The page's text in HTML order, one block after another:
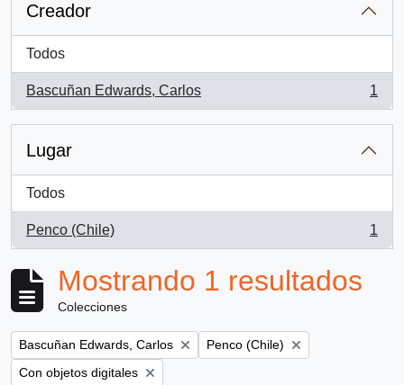
Creador
Todos
Bascuñan Edwards, Carlos
, 1 resultados
1
Lugar
Todos
Penco (Chile)
, 1 resultados
1
Mostrando 1 resultados
Colecciones
Remove filter:
Bascuñan Edwards, Carlos Remove filter:
Penco (Chile)
Remove filter:
Con objetos digitales